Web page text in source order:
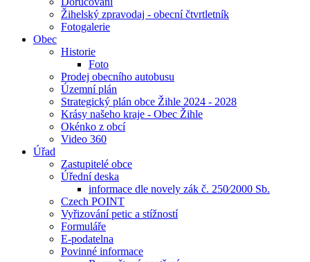
Žihelský zpravodaj - obecní čtvrtletník
Fotogalerie
Obec
Historie
Foto
Prodej obecního autobusu
Územní plán
Strategický plán obce Žihle 2024 - 2028
Krásy našeho kraje - Obec Žihle
Okénko z obcí
Video 360
Úřad
Zastupitelé obce
Úřední deska
informace dle novely zák č. 250⁄2000 Sb.
Czech POINT
Vyřizování petic a stížností
Formuláře
E-podatelna
Povinné informace